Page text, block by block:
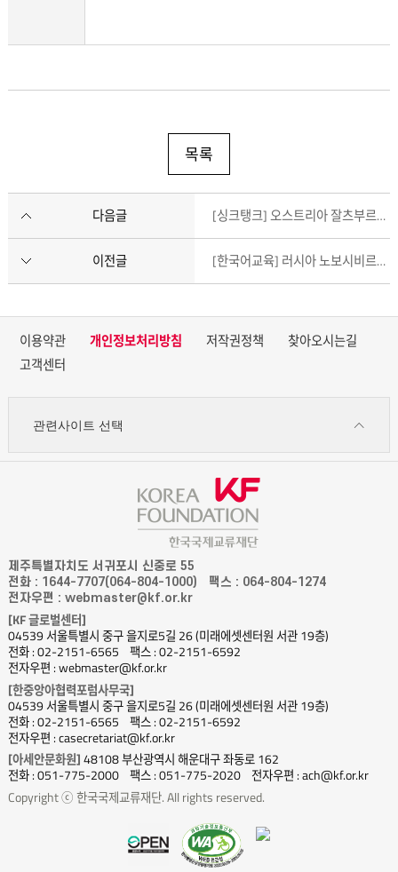
목록
다음글 [싱크탱크] 오스트리아 잘츠부르크 글로벌 세미나(SGS) 박진수 2개월차
이전글 [한국어교육] 러시아 노보시비르스크국립대학교 이정식 3개월차
이용약관 개인정보처리방침 저작권정책
찾아오시는길
고객센터
관련사이트 선택
제주특별자치도 서귀포시 신중로 55
전화 : 1644-7707(064-804-1000)
팩스 : 064-804-1274
전자우편 : webmaster@kf.or.kr
[KF 글로벌센터]
04539 서울특별시 중구 을지로5길 26 (미래에셋센터원 서관 19층)
전화 : 02-2151-6565
팩스 : 02-2151-6592
전자우편 : webmaster@kf.or.kr
[한중앙아협력포럼사무국]
04539 서울특별시 중구 을지로5길 26 (미래에셋센터원 서관 19층)
전화 : 02-2151-6565
팩스 : 02-2151-6592
전자우편 : casecretariat@kf.or.kr
[아세안문화원] 48108 부산광역시 해운대구 좌동로 162
전화 : 051-775-2000
팩스 : 051-775-2020
전자우편 : ach@kf.or.kr
Copyright ⓒ 한국국제교류재단. All rights reserved.